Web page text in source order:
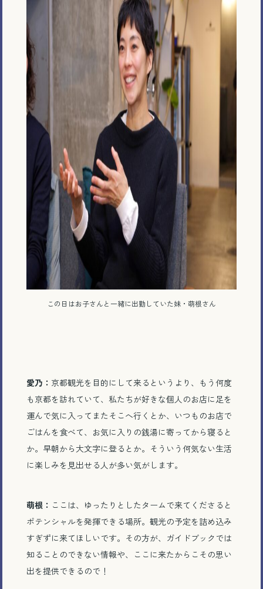
この日はお子さんと一緒に出勤していた妹・萌根さん
愛乃： 京都観光を目的にして来るというより、もう何度
も京都を訪れていて、私たちが好きな個人のお店に足を
運んで気に入ってまたそこへ行くとか、いつものお店で
ごはんを食べて、お気に入りの銭湯に寄ってから寝ると
か。早朝から大文字に登るとか。そういう何気ない生活
に楽しみを見出せる人が多い気がします。
萌根： ここは、ゆったりとしたタームで来てくださると
ポテンシャルを発揮できる場所。観光の予定を詰め込み
すぎずに来てほしいです。その方が、ガイドブックでは
知ることのできない情報や、ここに来たからこその思い
出を提供できるので！